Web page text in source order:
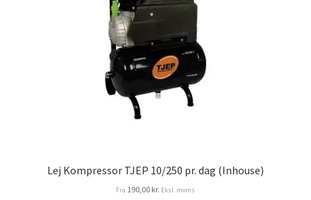
Lej Kompressor TJEP 10/250 pr. dag (Inhouse)
Fra 190,00 kr. Eksl. moms